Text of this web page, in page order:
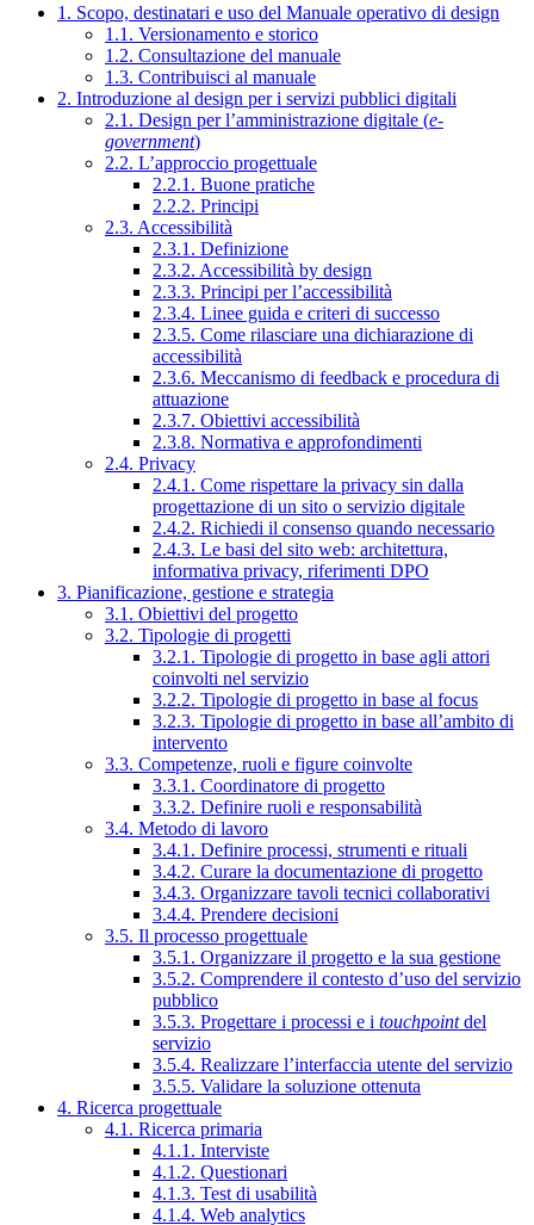
1. Scopo, destinatari e uso del Manuale operativo di design
1.1. Versionamento e storico
1.2. Consultazione del manuale
1.3. Contribuisci al manuale
2. Introduzione al design per i servizi pubblici digitali
2.1. Design per l’amministrazione digitale (e-
government)
2.2. L’approccio progettuale
2.2.1. Buone pratiche
2.2.2. Principi
2.3. Accessibilità
2.3.1. Definizione
2.3.2. Accessibilità by design
2.3.3. Principi per l’accessibilità
2.3.4. Linee guida e criteri di successo
2.3.5. Come rilasciare una dichiarazione di
accessibilità
2.3.6. Meccanismo di feedback e procedura di
attuazione
2.3.7. Obiettivi accessibilità
2.3.8. Normativa e approfondimenti
2.4. Privacy
2.4.1. Come rispettare la privacy sin dalla
progettazione di un sito o servizio digitale
2.4.2. Richiedi il consenso quando necessario
2.4.3. Le basi del sito web: architettura,
informativa privacy, riferimenti DPO
3. Pianificazione, gestione e strategia
3.1. Obiettivi del progetto
3.2. Tipologie di progetti
3.2.1. Tipologie di progetto in base agli attori
coinvolti nel servizio
3.2.2. Tipologie di progetto in base al focus
3.2.3. Tipologie di progetto in base all’ambito di
intervento
3.3. Competenze, ruoli e figure coinvolte
3.3.1. Coordinatore di progetto
3.3.2. Definire ruoli e responsabilità
3.4. Metodo di lavoro
3.4.1. Definire processi, strumenti e rituali
3.4.2. Curare la documentazione di progetto
3.4.3. Organizzare tavoli tecnici collaborativi
3.4.4. Prendere decisioni
3.5. Il processo progettuale
3.5.1. Organizzare il progetto e la sua gestione
3.5.2. Comprendere il contesto d’uso del servizio
pubblico
3.5.3. Progettare i processi e i touchpointdel
servizio
3.5.4. Realizzare l’interfaccia utente del servizio
3.5.5. Validare la soluzione ottenuta
4. Ricerca progettuale
4.1. Ricerca primaria
4.1.1. Interviste
4.1.2. Questionari
4.1.3. Test di usabilità
4.1.4. Web analytics